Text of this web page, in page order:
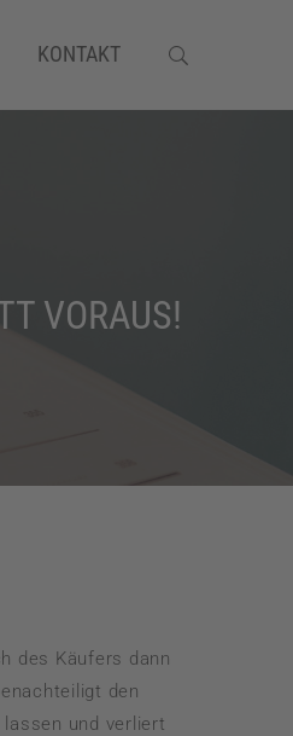
KONTAKT
VORAUS!
des Käufers dann
den
und verliert